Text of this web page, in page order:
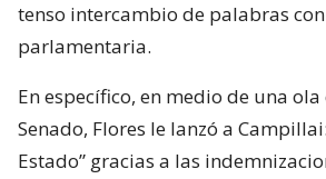
tenso intercambio de palabras
parlamentaria.
En específico, en medio de una
Senado, Flores le lanzó a
Estado” gracias a las